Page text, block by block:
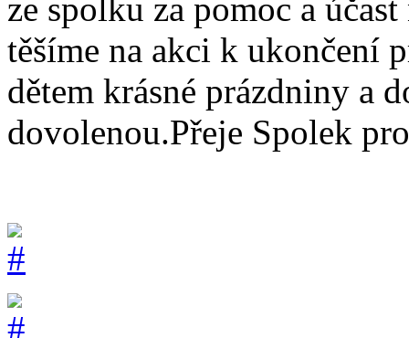
ze spolku za pomoc a
těšíme na akci k ukončení
dětem krásné prázdniny a
dovolenou.Přeje Spolek